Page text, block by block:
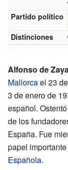
Partido político
Distinciones
Alfonso de
Mallorcael 23
3 de enero de
español.
de los
España. Fue
papel
Española.